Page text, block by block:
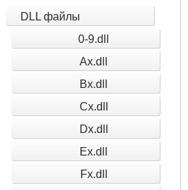
DLL файлы
0-9.dll
Ax.dll
Bx.dll
Cx.dll
Dx.dll
Ex.dll
Fx.dll